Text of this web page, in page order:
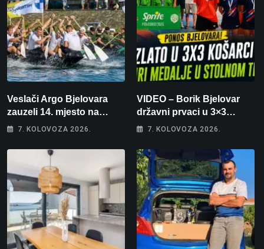
Veslači Argo Bjelovara
zauzeli 14. mjesto na
brzincu
7. KOLOVOZA 2026.
VIDEO – Borik Bjelovar
državni prvaci u 3×3
košarci, Klara Končar je
stolnom tenisu!
7. KOLOVOZA 2026.